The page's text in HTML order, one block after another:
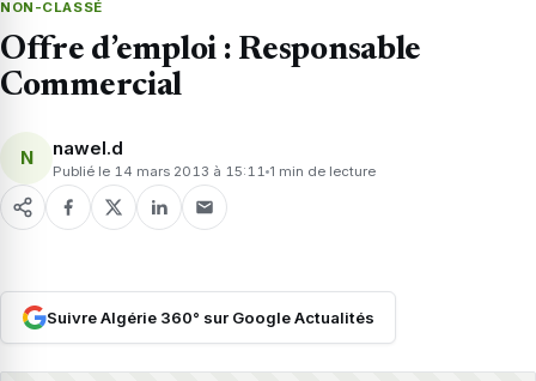
NON-CLASSÉ
Offre d’emploi : Responsable
Commercial
N nawel.d
Publié le 14 mars 2013 à 15:11 1 min de lecture
Suivre Algérie 360° sur Google Actualités